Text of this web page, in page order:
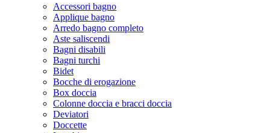
Accessori bagno
Applique bagno
Arredo bagno completo
Aste saliscendi
Bagni disabili
Bagni turchi
Bidet
Bocche di erogazione
Box doccia
Colonne doccia e bracci doccia
Deviatori
Doccette